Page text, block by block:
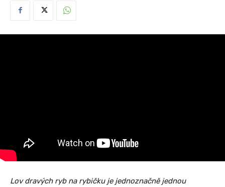
Lov dravých ryb na rybičku je jednoznačně jednou